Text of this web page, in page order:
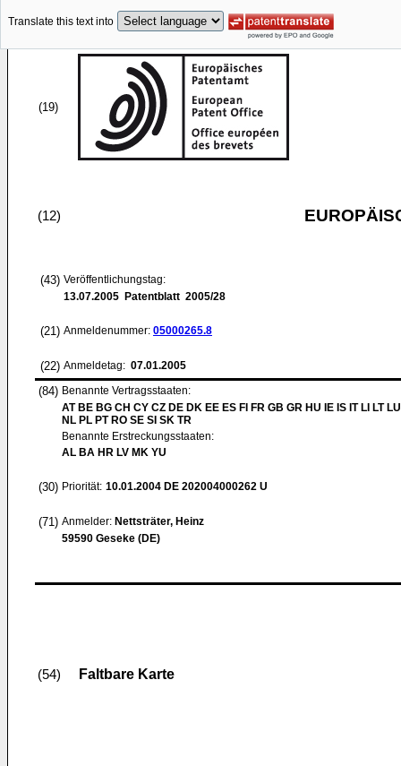
Translate this text into
(19)
(12)
(43) Veröffentlichungstag:
13.07.2005 Patentblatt 2005/28
(21) Anmeldenummer: 05000265.8
(22) Anmeldetag: 07.01.2005
(84) Benannte Vertragsstaaten:
AT BE BG CH CY CZ DE DK EE ES FI FR GB GR HU IE IS IT LI LT
NL PL PT RO SE SI SK TR
Benannte Erstreckungsstaaten:
AL BA HR LV MK YU
(30) Priorität: 10.01.2004 DE 202004000262 U
(71) Anmelder: Nettsträter, Heinz
59590 Geseke (DE)
(54) Faltbare Karte